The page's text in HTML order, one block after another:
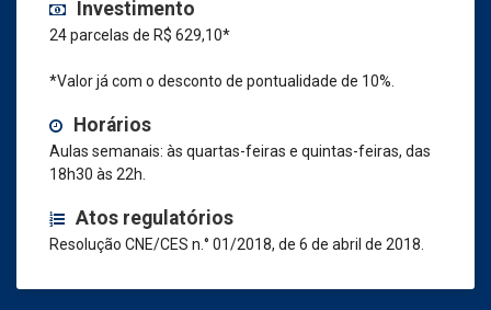
Investimento
24 parcelas de R$ 629,10*
*Valor já com o desconto de pontualidade de 10%.
Horários
Aulas semanais: às quartas-feiras e quintas-feiras, das
18h30 às 22h.
Atos regulatórios
Resolução CNE/CES n.° 01/2018, de 6 de abril de 2018.